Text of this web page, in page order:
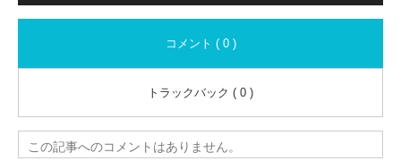
コメント ( 0 )
トラックバック ( 0 )
この記事へのコメントはありません。